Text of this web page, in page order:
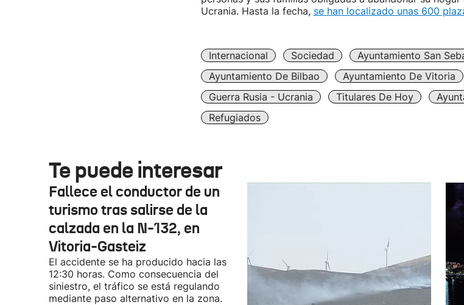
Ucrania. Hasta la fecha, se han localizado unas 600
Internacional Sociedad Ayuntamiento San
Ayuntamiento De Bilbao
Ayuntamiento De Vitoria
Guerra Rusia - Ucrania
Titulares De Hoy
Refugiados
Te puede interesar
Fallece el conductor de un
turismo tras salirse de la
calzada en la N-132, en
Vitoria-Gasteiz
El accidente se ha producido hacia las
12:30 horas. Como consecuencia del
siniestro, el tráfico se está regulando
mediante paso alternativo en la zona.